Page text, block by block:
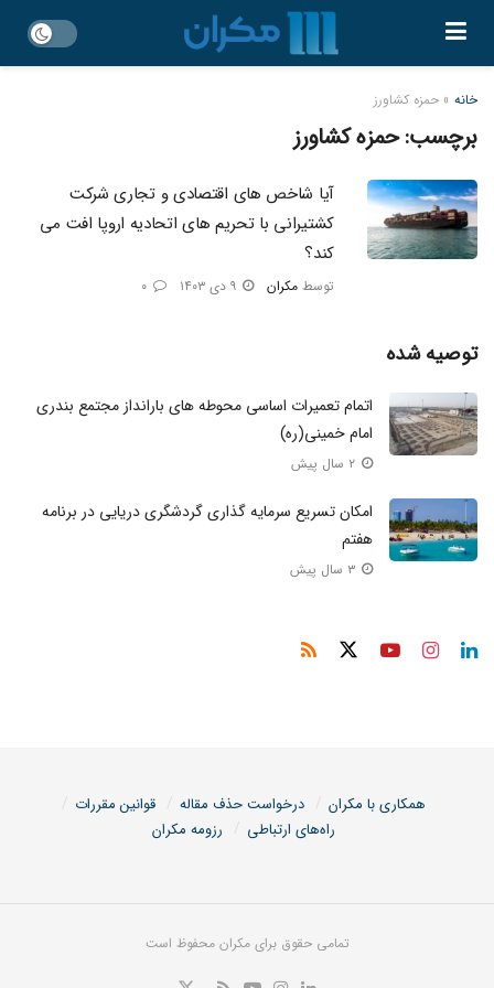
خانه » حمزه کشاورز
برچسب:حمزه کشاورز
آیا شاخص های اقتصادی و تجاری شرکت
کشتیرانی با تحریم های اتحادیه اروپا افت می
کند؟
توسط مکران
توصیه شده
اتمام تعمیرات اساسی محوطه های بارانداز مجتمع بندری
امام خمینی(ره)
امکان تسریع سرمایه گذاری گردشگری دریایی در برنامه
هفتم
همکاری با مکران درخواست حذف مقاله
قوانین مقررات
راه‌های ارتباطی
رزومه مکران
تمامی حقوق برای مکران محفوظ است